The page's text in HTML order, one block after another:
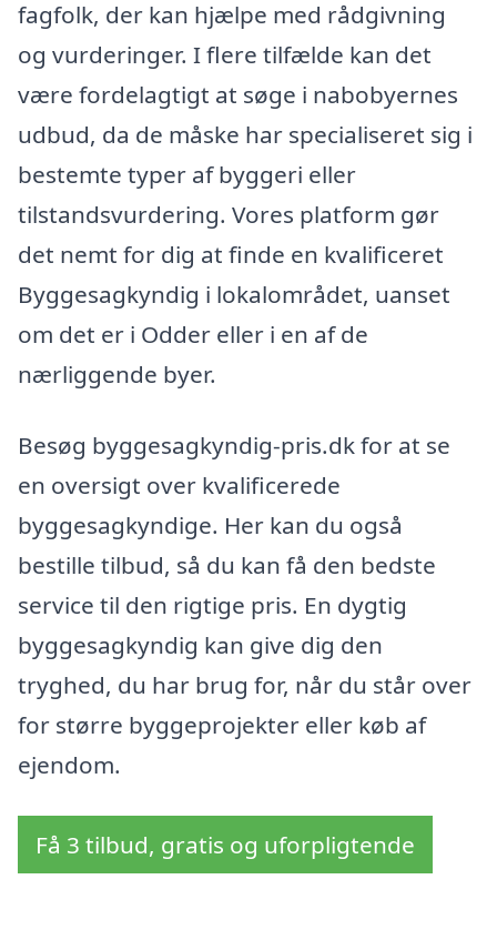
fagfolk, der kan hjælpe med rådgivning
og vurderinger. I flere tilfælde kan det
være fordelagtigt at søge i nabobyernes
udbud, da de måske har specialiseret sig i
bestemte typer af byggeri eller
tilstandsvurdering. Vores platform gør
det nemt for dig at finde en kvalificeret
Byggesagkyndig i lokalområdet, uanset
om det er i Odder eller i en af de
nærliggende byer.
Besøg byggesagkyndig-pris.dk for at se
en oversigt over kvalificerede
byggesagkyndige. Her kan du også
bestille tilbud, så du kan få den bedste
service til den rigtige pris. En dygtig
byggesagkyndig kan give dig den
tryghed, du har brug for, når du står over
for større byggeprojekter eller køb af
ejendom.
Få 3 tilbud, gratis og uforpligtende